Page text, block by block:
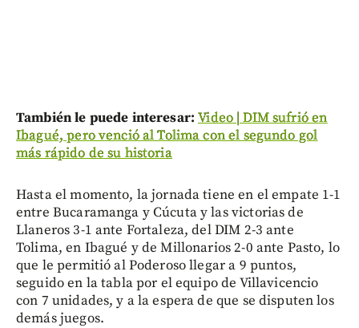
También le puede interesar:Video | DIM sufrió en
Ibagué, pero venció al Tolima con el segundo gol
más rápido de su historia
Hasta el momento, la jornada tiene en el empate 1-1
entre Bucaramanga y Cúcuta y las victorias de
Llaneros 3-1 ante Fortaleza, del DIM 2-3 ante
Tolima, en Ibagué y de Millonarios 2-0 ante Pasto, lo
que le permitió al Poderoso llegar a 9 puntos,
seguido en la tabla por el equipo de Villavicencio
con 7 unidades, y a la espera de que se disputen los
demás juegos.